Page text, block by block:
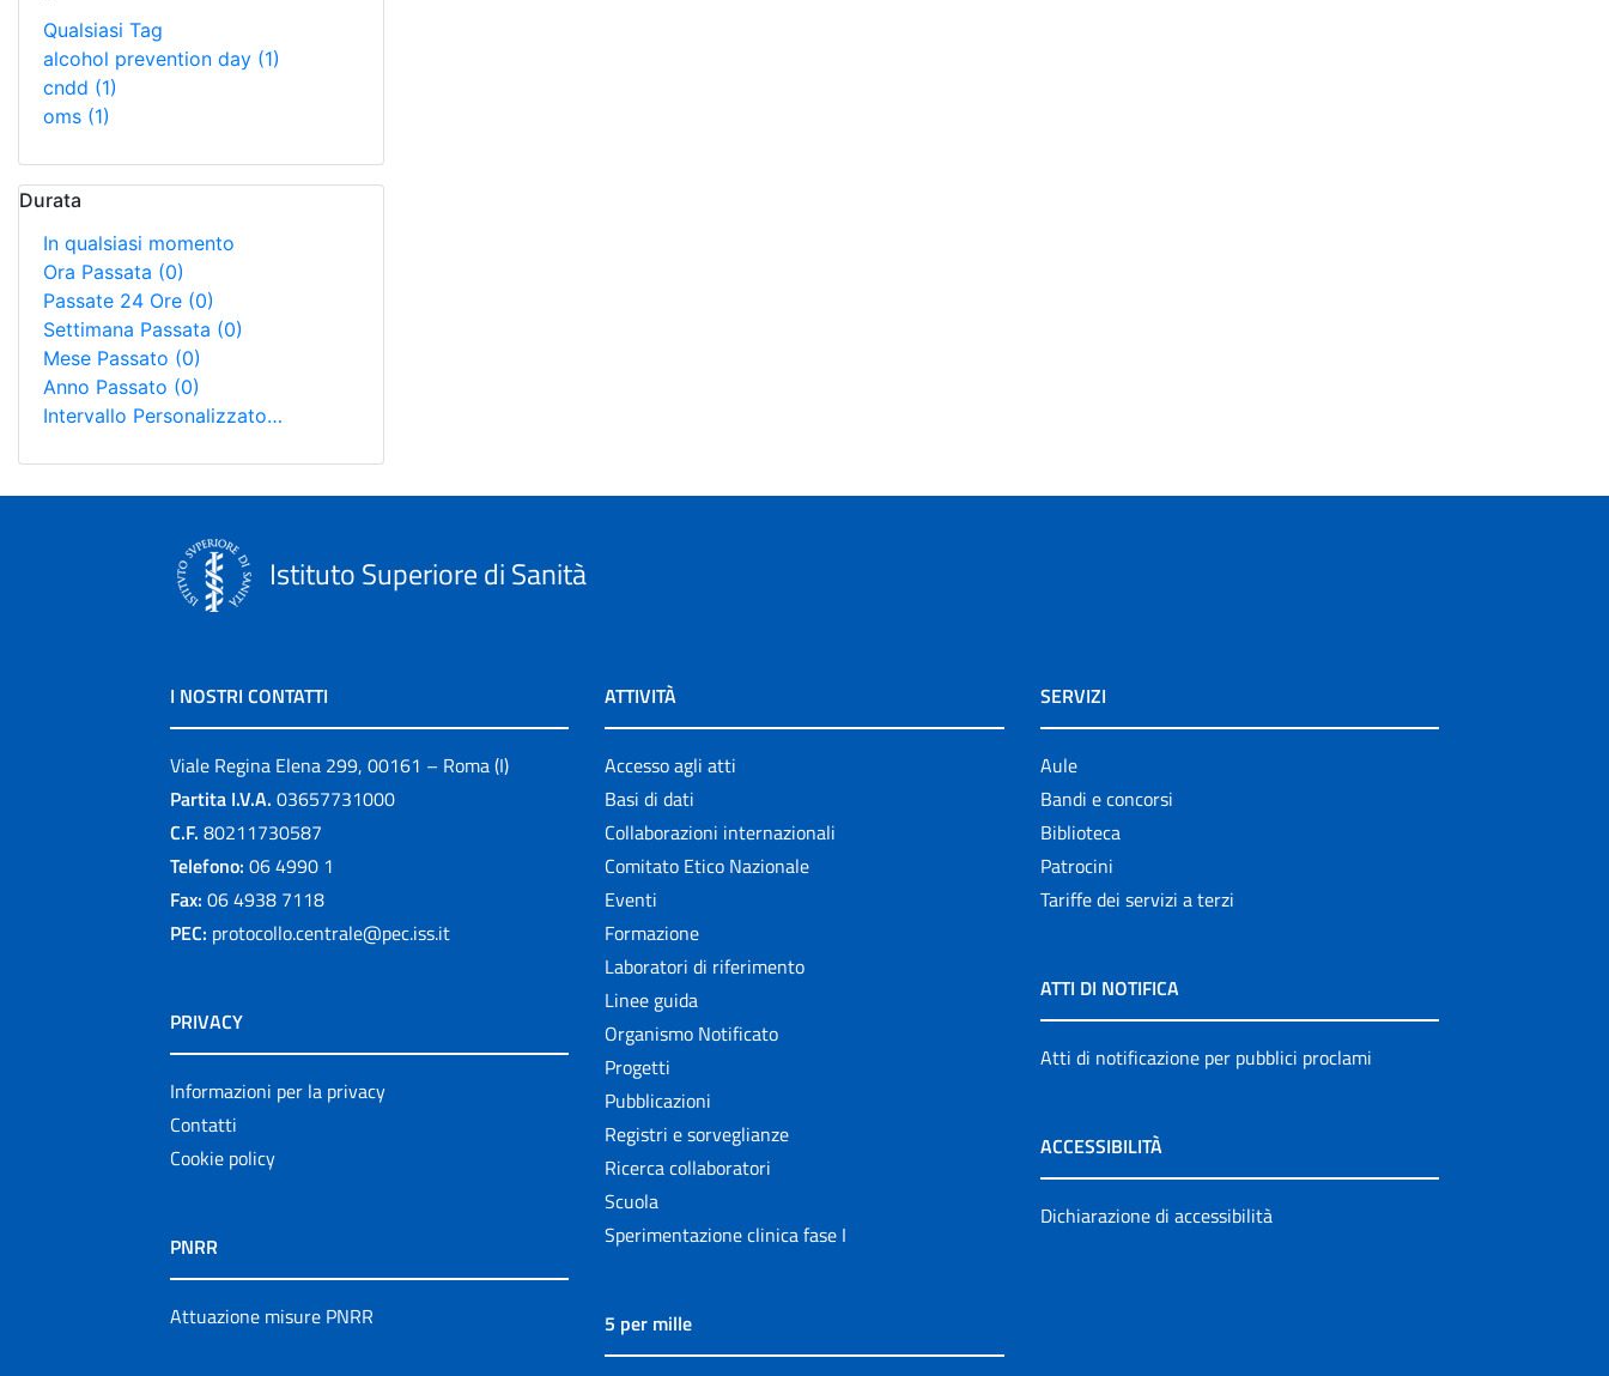
Qualsiasi Tag
alcohol prevention day (1)
cndd (1)
oms (1)
Durata
In qualsiasi momento
Ora Passata (0)
Passate 24 Ore (0)
Settimana Passata (0)
Mese Passato (0)
Anno Passato (0)
Intervallo Personalizzato…
Istituto Superiore di Sanità
I NOSTRI CONTATTI
Viale Regina Elena 299, 00161 – Roma (I)
Partita I.V.A. 03657731000
C.F. 80211730587
Telefono: 06 4990 1
Fax: 06 4938 7118
PEC: protocollo.centrale@pec.iss.it
PRIVACY
Informazioni per la privacy
Contatti
Cookie policy
PNRR
Attuazione misure PNRR
ATTIVITÀ
Accesso agli atti
Basi di dati
Collaborazioni internazionali
Comitato Etico Nazionale
Eventi
Formazione
Laboratori di riferimento
Linee guida
Organismo Notificato
Progetti
Pubblicazioni
Registri e sorveglianze
Ricerca collaboratori
Scuola
Sperimentazione clinica fase I
5 per mille
SERVIZI
Aule
Bandi e concorsi
Biblioteca
Patrocini
Tariffe dei servizi a terzi
ATTI DI NOTIFICA
Atti di notificazione per pubblici proclami
ACCESSIBILITÀ
Dichiarazione di accessibilità